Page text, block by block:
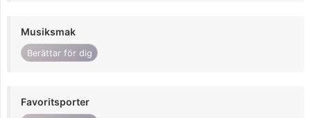
Musiksmak
Berättar för dig
Favoritsporter